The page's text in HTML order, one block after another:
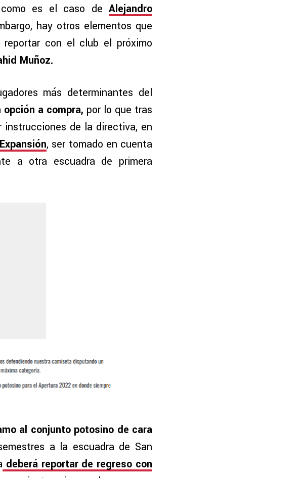
es el caso de Alejandro
hay otros elementos que
con el club el próximo
Muñoz.
más determinantes del
a compra, por lo que tras
instrucciones de la directiva, en
, ser tomado en cuenta
a otra escuadra de primera
al conjunto potosino de cara
a la escuadra de San
deberá reportar de regreso con